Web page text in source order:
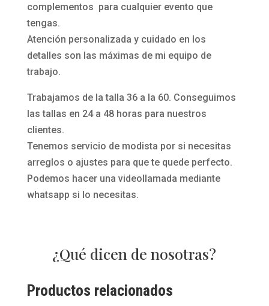
complementos para cualquier evento que
tengas.
Atención personalizada y cuidado en los
detalles son las máximas de mi equipo de
trabajo.
Trabajamos de la talla 36 a la 60. Conseguimos
las tallas en 24 a 48 horas para nuestros
clientes.
Tenemos servicio de modista por si necesitas
arreglos o ajustes para que te quede perfecto.
Podemos hacer una videollamada mediante
whatsapp si lo necesitas.
¿Qué dicen de nosotras?
Productos relacionados